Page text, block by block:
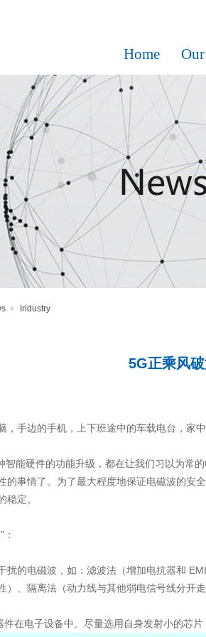
Home
Industry
5G正乘风
手边的手机，上下班途中的车载电台，家
能硬件的功能升级，都在让我们习以为常
的事情了。为了最大程度地保证电磁波的
定。
扰的电磁波，如：滤波法（增加电抗器和
、隔离法（动力线与其他弱电信号线分开走
在电子设备中。尽量选用自身发射小的芯